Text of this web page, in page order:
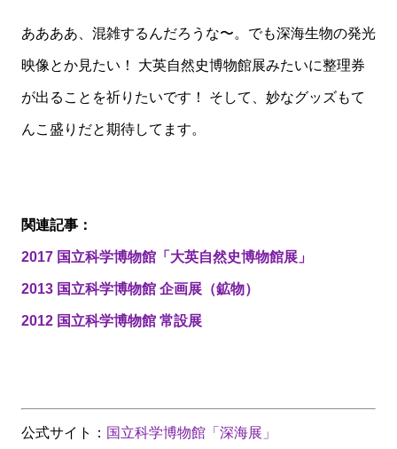
ああああ、混雑するんだろうな〜。でも深海生物の発光
映像とか見たい！ 大英自然史博物館展みたいに整理券
が出ることを祈りたいです！ そして、妙なグッズもて
んこ盛りだと期待してます。
関連記事：
2017 国立科学博物館「大英自然史博物館展」
2013 国立科学博物館 企画展（鉱物）
2012 国立科学博物館 常設展
公式サイト： 国立科学博物館「深海展」